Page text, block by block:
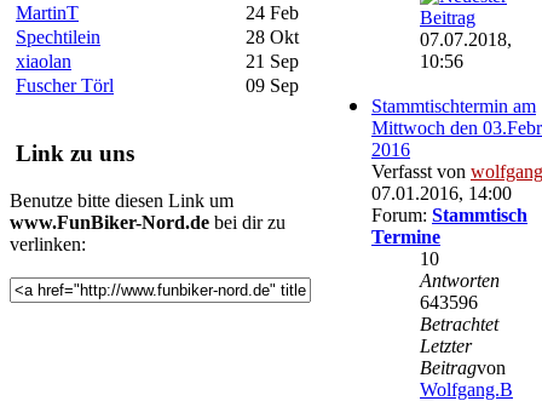
MartinT
24 Feb
Spechtilein
28 Okt
xiaolan
21 Sep
Fuscher Törl
09 Sep
Link zu uns
Benutze bitte diesen Link um
www.FunBiker-Nord.de bei dir zu
verlinken:
07.07.2018,
10:56
Stammtischtermin am
Mittwoch den
2016
Verfasst von wolfgang
07.01.2016, 14:00
Forum: Stammtisch
Termine
10
Antworten
643596
Betrachtet
Letzter
Beitragvon
Wolfgang.B